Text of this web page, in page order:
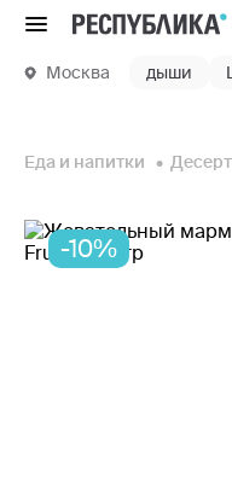
Меню
Москва дыши
Еда и напитки
-10%